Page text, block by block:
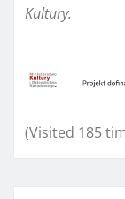
Kultury.
(Visited 185